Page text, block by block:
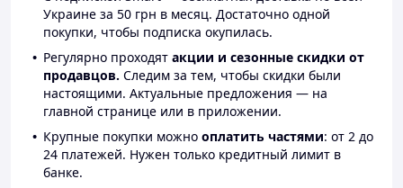
Украине за 50 грн в месяц. Достаточно одной
покупки, чтобы подписка окупилась.
Регулярно проходят акции и сезонные скидки от
продавцов. Следим за тем, чтобы скидки были
настоящими. Актуальные предложения — на
главной странице или в приложении.
Крупные покупки можно оплатить частями: от 2 до
24 платежей. Нужен только кредитный лимит в
банке.